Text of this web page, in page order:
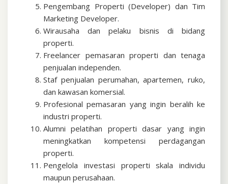
Pengembang Properti (Developer) dan Tim
Marketing Developer.
Wirausaha dan pelaku bisnis di bidang
properti.
Freelancer pemasaran properti dan tenaga
penjualan independen.
Staf penjualan perumahan, apartemen, ruko,
dan kawasan komersial.
Profesional pemasaran yang ingin beralih ke
industri properti.
Alumni pelatihan properti dasar yang ingin
meningkatkan kompetensi perdagangan
properti.
Pengelola investasi properti skala individu
maupun perusahaan.